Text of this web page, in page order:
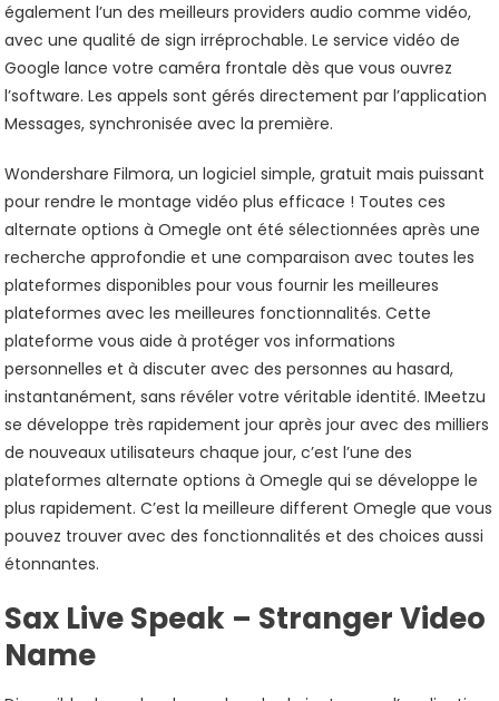
également l’un des meilleurs providers audio comme vidéo,
avec une qualité de sign irréprochable. Le service vidéo de
Google lance votre caméra frontale dès que vous ouvrez
l’software. Les appels sont gérés directement par l’application
Messages, synchronisée avec la première.
Wondershare Filmora, un logiciel simple, gratuit mais puissant
pour rendre le montage vidéo plus efficace ! Toutes ces
alternate options à Omegle ont été sélectionnées après une
recherche approfondie et une comparaison avec toutes les
plateformes disponibles pour vous fournir les meilleures
plateformes avec les meilleures fonctionnalités. Cette
plateforme vous aide à protéger vos informations
personnelles et à discuter avec des personnes au hasard,
instantanément, sans révéler votre véritable identité. IMeetzu
se développe très rapidement jour après jour avec des milliers
de nouveaux utilisateurs chaque jour, c’est l’une des
plateformes alternate options à Omegle qui se développe le
plus rapidement. C’est la meilleure different Omegle que vous
pouvez trouver avec des fonctionnalités et des choices aussi
étonnantes.
Sax Live Speak – Stranger Video
Name